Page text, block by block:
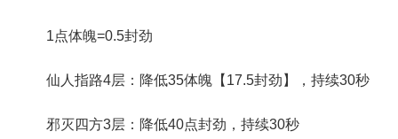
1点体魄=0.5封劲
仙人指路4层：降低35体魄【17.5封劲】，持续30秒
邪灭四方3层：降低40点封劲，持续30秒